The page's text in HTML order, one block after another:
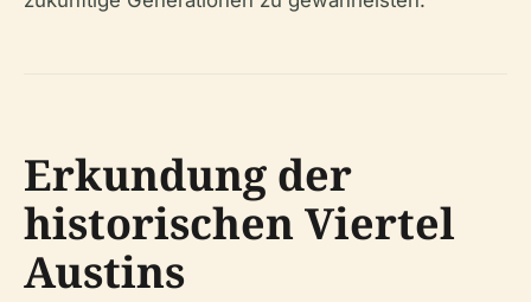
Erkundung der
historischen Viertel
Austins